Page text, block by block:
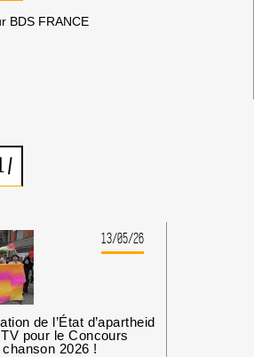
BDS FRANCE
/
13/05/26
de l’État d’apartheid
pour le Concours
2026 !